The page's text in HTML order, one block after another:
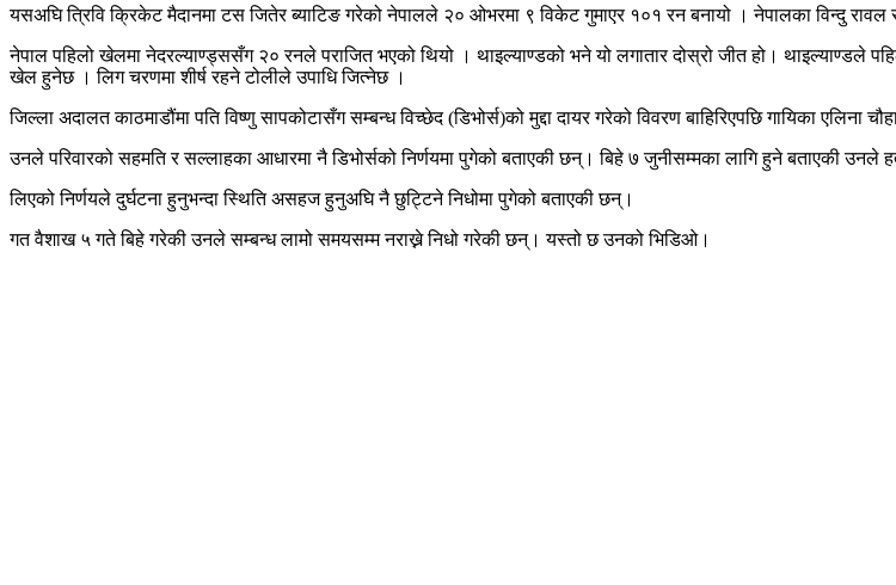
यसअघि त्रिवि क्रिकेट मैदानमा टस जितेर ब्याटिङ गरेको नेपालले २० ओभरमा ९ विकेट गुमाएर १०१ रन बनायो । नेपालका विन्दु
नेपाल पहिलो खेलमा नेदरल्याण्ड्ससँग २० रनले पराजित भएको थियो । थाइल्याण्डको भने यो लगातार दोस्रो जीत हो। थाइल्याण्डले
खेल हुनेछ । लिग चरणमा शीर्ष रहने टोलीले उपाधि जित्नेछ ।
जिल्ला अदालत काठमाडौंमा पति विष्णु सापकोटासँग सम्बन्ध विच्छेद (डिभोर्स)को मुद्दा दायर गरेको विवरण बाहिरिएपछि गायिका एलिना
उनले परिवारको सहमति र सल्लाहका आधारमा नै डिभोर्सको निर्णयमा पुगेको बताएकी छन्। बिहे ७ जुनीसम्मका लागि हुने बताएकी उनले
लिएको निर्णयले दुर्घटना हुनुभन्दा स्थिति असहज हुनुअघि नै छुट्टिने निधोमा पुगेको बताएकी छन्।
गत वैशाख ५ गते बिहे गरेकी उनले सम्बन्ध लामो समयसम्म नराख्ने निधो गरेकी छन्। यस्तो छ उनको भिडिओ।